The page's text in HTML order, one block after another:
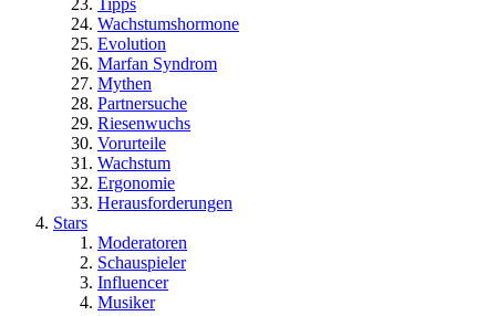
Tipps
Wachstumshormone
Evolution
Marfan Syndrom
Mythen
Partnersuche
Riesenwuchs
Vorurteile
Wachstum
Ergonomie
Herausforderungen
Stars
Moderatoren
Schauspieler
Influencer
Musiker